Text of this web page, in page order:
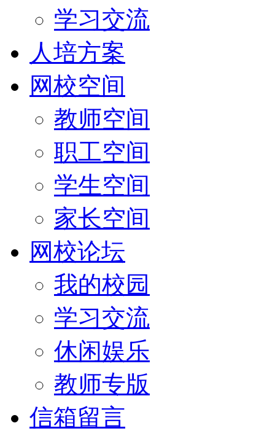
学习交流
人培方案
网校空间
教师空间
职工空间
学生空间
家长空间
网校论坛
我的校园
学习交流
休闲娱乐
教师专版
信箱留言